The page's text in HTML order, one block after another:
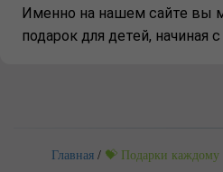
Именно на нашем сайте вы
подарок для детей, начиная
Главная / 💝 Подарки каждому